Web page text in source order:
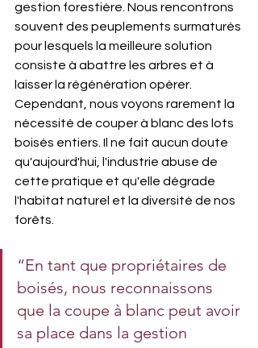
gestion forestière. Nous rencontrons
souvent des peuplements surmaturés
pour lesquels la meilleure solution
consiste à abattre les arbres et à
laisser la régénération opérer.
Cependant, nous voyons rarement la
nécessité de couper à blanc des lots
boisés entiers. Il ne fait aucun doute
qu'aujourd'hui, l'industrie abuse de
cette pratique et qu'elle dégrade
l'habitat naturel et la diversité de nos
forêts.
“En tant que propriétaires de
boisés, nous reconnaissons
que la coupe à blanc peut avoir
sa place dans la gestion